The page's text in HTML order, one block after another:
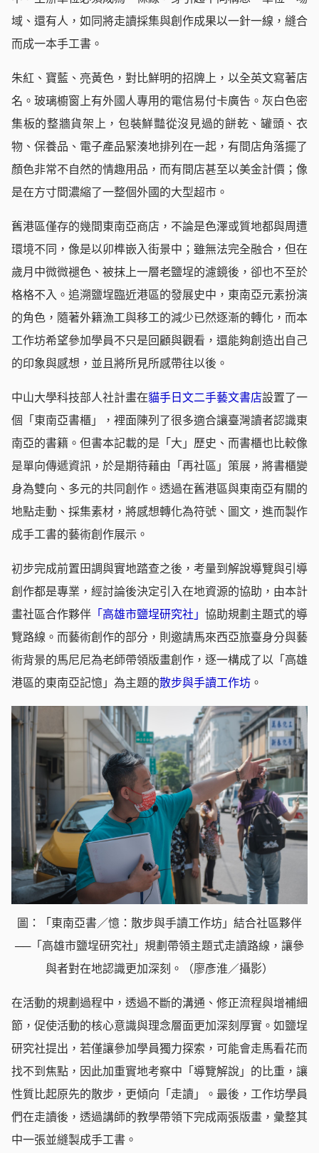
域、還有人，如同將走讀採集與創作成果以一針一線，縫合
而成一本手工書。
朱紅、寶藍、亮黃色，對比鮮明的招牌上，以全英文寫著店
名。玻璃櫥窗上有外國人專用的電信易付卡廣告。灰白色密
集板的整牆貨架上，包裝鮮豔從沒見過的餅乾、罐頭、衣
物、保養品、電子產品緊湊地排列在一起，有間店角落擺了
顏色非常不自然的情趣用品，而有間店甚至以美金計價；像
是在方寸間濃縮了一整個外國的大型超市。
舊港區僅存的幾間東南亞商店，不論是色澤或質地都與周遭
環境不同，像是以卯榫嵌入街景中；雖無法完全融合，但在
歲月中微微褪色、被抹上一層老鹽埕的濾鏡後，卻也不至於
格格不入。追溯鹽埕臨近港區的發展史中，東南亞元素扮演
的角色，隨著外籍漁工與移工的減少已然逐漸的轉化，而本
工作坊希望參加學員不只是回顧與觀看，還能夠創造出自己
的印象與感想，並且將所見所感帶往以後。
中山大學科技部人社計畫在貓手日文二手藝文書店設置了一
個「東南亞書櫃」，裡面陳列了很多適合讓臺灣讀者認識東
南亞的書籍。但書本記載的是「大」歷史、而書櫃也比較像
是單向傳遞資訊，於是期待藉由「再社區」策展，將書櫃變
身為雙向、多元的共同創作。透過在舊港區與東南亞有關的
地點走動、採集素材，將感想轉化為符號、圖文，進而製作
成手工書的藝術創作展示。
初步完成前置田調與實地踏查之後，考量到解說導覽與引導
創作都是專業，經討論後決定引入在地資源的協助，由本計
畫社區合作夥伴 「高雄市鹽埕研究社」 協助規劃主題式的導
覽路線。而藝術創作的部分，則邀請馬來西亞旅臺身分與藝
術背景的馬尼尼為老師帶領版畫創作，逐一構成了以「高雄
港區的東南亞記憶」為主題的散步與手讀工作坊 。
圖：「東南亞書／憶：散步與手讀工作坊」結合社區夥伴
──「高雄市鹽埕研究社」規劃帶領主題式走讀路線，讓參
與者對在地認識更加深刻。（廖彥淮／攝影）
在活動的規劃過程中，透過不斷的溝通、修正流程與增補細
節，促使活動的核心意識與理念層面更加深刻厚實。如鹽埕
研究社提出，若僅讓參加學員獨力探索，可能會走馬看花而
找不到焦點，因此加重實地考察中「導覽解說」的比重，讓
性質比起原先的散步，更傾向「走讀」。最後，工作坊學員
們在走讀後，透過講師的教學帶領下完成兩張版畫，彙整其
中一張並縫製成手工書。